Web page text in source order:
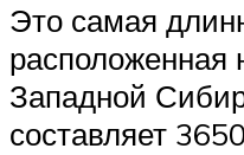
Это самая
расположенная
Западной
составляет